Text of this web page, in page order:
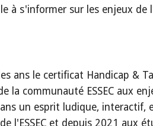
à s'informer sur les enjeux
ans le certificat Handicap &
la communauté ESSEC aux
un esprit ludique, interactif,
l'ESSEC et depuis 2021 aux